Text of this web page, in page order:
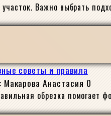
Важно выбрать
советы и правила
Макарова Анастасия 0
обрезка помогает